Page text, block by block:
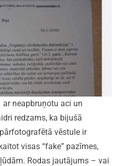
neapbruņotu aci un
redzams, ka bijušā
vēstule ir
visas “fake” pazīmes,
Rodas jautājums – vai